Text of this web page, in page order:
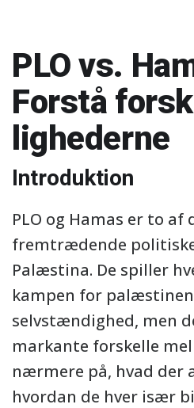
PLO vs.
Forstå
lighederne
Introduktion
PLO og Hamas er to af
fremtrædende
Palæstina. De spiller
kampen for
selvstændighed, men
markante forskelle
nærmere på, hvad der
hvordan de hver især